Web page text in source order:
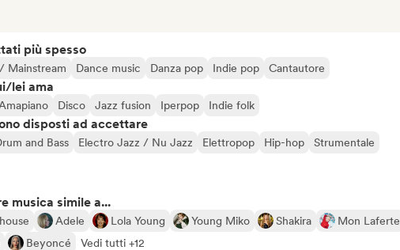
più spesso
Mainstream Dance music Danza pop Indie pop Cantautore
lei ama
Disco Jazz fusion Iperpop Indie folk
disposti ad accettare
and Bass Electro Jazz / Nu Jazz Elettropop Hip-hop
Strumentale
musica simile a...
Adele Lola Young Young Miko Shakira
Mon Laferte
Beyoncé Vedi tutti +12